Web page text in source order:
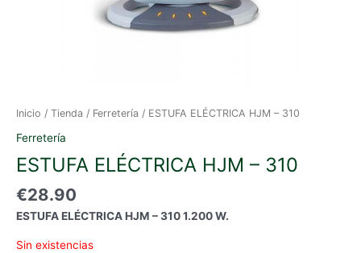
Inicio / Tienda / Ferretería / ESTUFA ELÉCTRICA HJM – 310
Ferretería
ESTUFA ELÉCTRICA HJM – 310
€28.90
ESTUFA ELÉCTRICA HJM – 310 1.200 W.
Sin existencias